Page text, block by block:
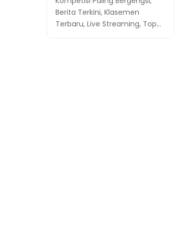
Berita Terkini, Klasemen
Terbaru, Live Streaming, Top…